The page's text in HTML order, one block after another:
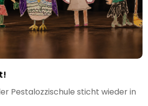
Pestalozzischule sticht wieder in